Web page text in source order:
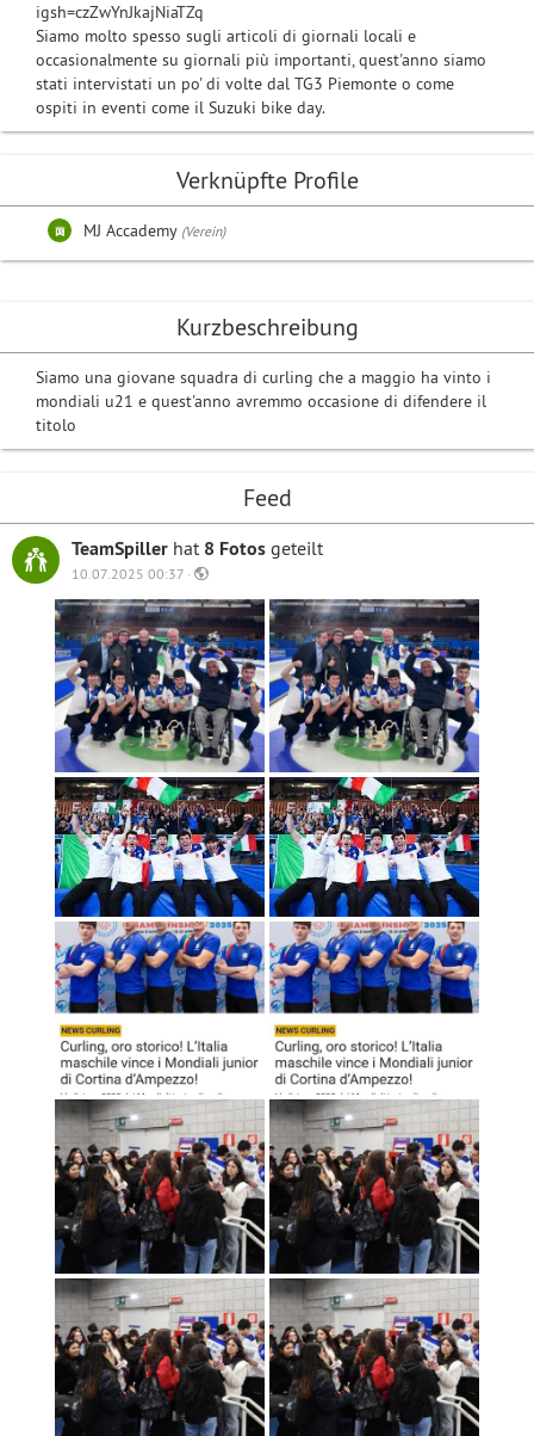
Kurzbeschreibung
Siamo una giovane squadra di curling che a maggio ha vinto i
mondiali u21 e quest'anno avremmo occasione di difendere il
titolo
Feed
TeamSpiller hat 8 Fotos geteilt
10.07.2025 00:37 ·
igsh=czZwYnJkajNiaTZq
Siamo molto spesso sugli articoli di giornali locali e
occasionalmente su giornali più importanti, quest'anno siamo
stati intervistati un po' di volte dal TG3 Piemonte o come
ospiti in eventi come il Suzuki bike day.
Verknüpfte Profile
MJ Accademy (Verein)